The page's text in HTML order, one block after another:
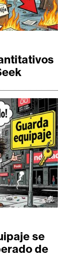
se
de